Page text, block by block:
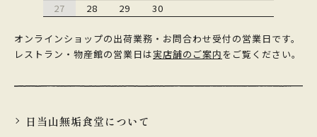
27
28 29 30
オンラインショップの出荷業務・お問合わせ受付の営業日です。
レストラン・物産館の営業日は実店舗のご案内 をご覧ください。
日当山無垢食堂について